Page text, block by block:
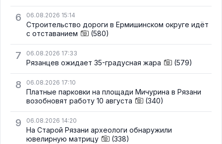
6 06.08.2026 15:14
Строительство дороги в Ермишинском округе идёт
с отставанием
(580)
7 06.08.2026 17:33
Рязанцев ожидает 35-градусная жара (579)
8 06.08.2026 17:10
Платные парковки на площади Мичурина в Рязани
возобновят работу 10 августа
(340)
9 06.08.2026 14:20
На Старой Рязани археологи обнаружили
ювелирную матрицу
(338)